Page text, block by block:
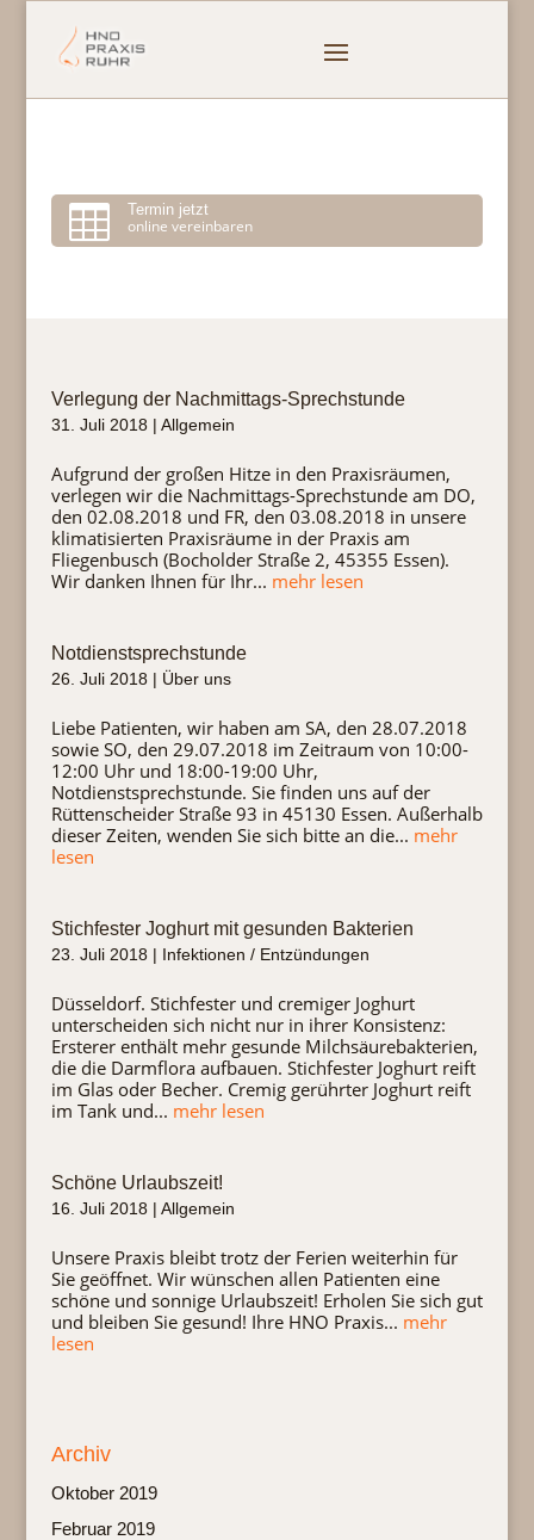
 Termin jetzt
online vereinbaren
Verlegung der Nachmittags-Sprechstunde
31. Juli 2018 | Allgemein
Aufgrund der großen Hitze in den Praxisräumen,
verlegen wir die Nachmittags-Sprechstunde am DO,
den 02.08.2018 und FR, den 03.08.2018 in unsere
klimatisierten Praxisräume in der Praxis am
Fliegenbusch (Bocholder Straße 2, 45355 Essen).
Wir danken Ihnen für Ihr... mehr lesen
Notdienstsprechstunde
26. Juli 2018 | Über uns
Liebe Patienten, wir haben am SA, den 28.07.2018
sowie SO, den 29.07.2018 im Zeitraum von 10:00-
12:00 Uhr und 18:00-19:00 Uhr,
Notdienstsprechstunde. Sie finden uns auf der
Rüttenscheider Straße 93 in 45130 Essen. Außerhalb
dieser Zeiten, wenden Sie sich bitte an die... mehr
lesen
Stichfester Joghurt mit gesunden Bakterien
23. Juli 2018 | Infektionen / Entzündungen
Düsseldorf. Stichfester und cremiger Joghurt
unterscheiden sich nicht nur in ihrer Konsistenz:
Ersterer enthält mehr gesunde Milchsäurebakterien,
die die Darmflora aufbauen. Stichfester Joghurt reift
im Glas oder Becher. Cremig gerührter Joghurt reift
im Tank und... mehr lesen
Schöne Urlaubszeit!
16. Juli 2018 | Allgemein
Unsere Praxis bleibt trotz der Ferien weiterhin für
Sie geöffnet. Wir wünschen allen Patienten eine
schöne und sonnige Urlaubszeit! Erholen Sie sich gut
und bleiben Sie gesund! Ihre HNO Praxis... mehr
lesen
Archiv
Oktober 2019
Februar 2019